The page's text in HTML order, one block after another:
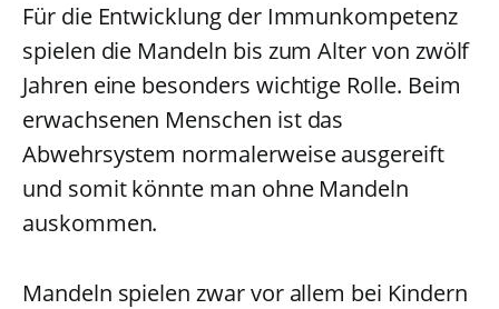
Für die Entwicklung der Immunkompetenz
spielen die Mandeln bis zum Alter von zwölf
Jahren eine besonders wichtige Rolle. Beim
erwachsenen Menschen ist das
Abwehrsystem normalerweise ausgereift
und somit könnte man ohne Mandeln
auskommen.
Mandeln spielen zwar vor allem bei Kindern